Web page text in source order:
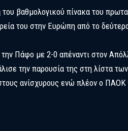
βαθμολογικού πίνακα του
του στην Ευρώπη από το
Πάφο με 2-0 απέναντι στον
την παρουσία της στη λίστα
ανίσχυρους ενώ πλέον ο ΠΑΟΚ